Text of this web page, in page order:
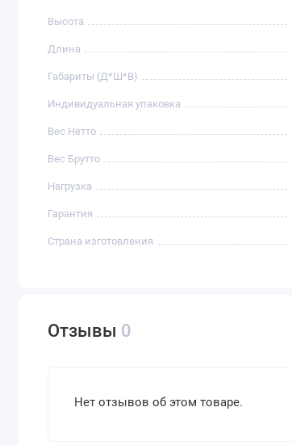
Высота
Длина
Габариты (Д*Ш*В)
Индивидуальная упаковка
Вес Нетто
Вес Брутто
Нагрузка
Гарантия
Страна изготовления
Отзывы 0
Нет отзывов об этом товаре.